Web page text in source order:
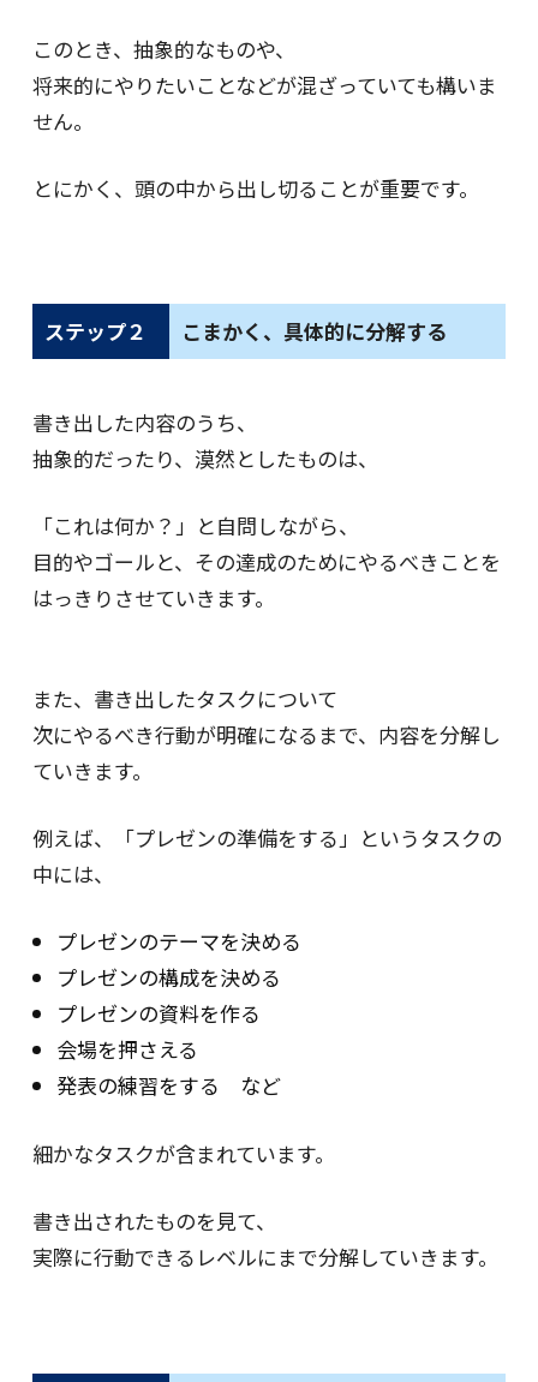
このとき、抽象的なものや、
将来的にやりたいことなどが混ざっていても構いま
せん。
とにかく、頭の中から出し切ることが重要です。
ステップ２ こまかく、具体的に分解する
書き出した内容のうち、
抽象的だったり、漠然としたものは、
「これは何か？」と自問しながら、
目的やゴールと、その達成のためにやるべきことを
はっきりさせていきます。
また、書き出したタスクについて
次にやるべき行動が明確になるまで、内容を分解し
ていきます。
例えば、「プレゼンの準備をする」というタスクの
中には、
プレゼンのテーマを決める
プレゼンの構成を決める
プレゼンの資料を作る
会場を押さえる
発表の練習をする など
細かなタスクが含まれています。
書き出されたものを見て、
実際に行動できるレベルにまで分解していきます。